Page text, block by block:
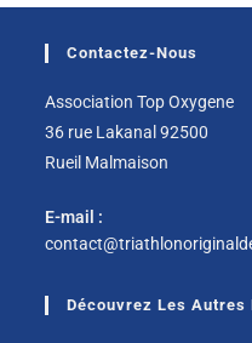
Contactez-Nous
Association Top Oxygene
36 rue Lakanal 92500
Rueil Malmaison
E-mail :
Découvrez Les Autres